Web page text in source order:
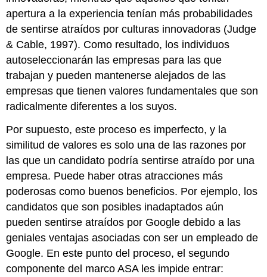
apertura a la experiencia tenían más probabilidades
de sentirse atraídos por culturas innovadoras (Judge
& Cable, 1997). Como resultado, los individuos
autoseleccionarán las empresas para las que
trabajan y pueden mantenerse alejados de las
empresas que tienen valores fundamentales que son
radicalmente diferentes a los suyos.
Por supuesto, este proceso es imperfecto, y la
similitud de valores es solo una de las razones por
las que un candidato podría sentirse atraído por una
empresa. Puede haber otras atracciones más
poderosas como buenos beneficios. Por ejemplo, los
candidatos que son posibles inadaptados aún
pueden sentirse atraídos por Google debido a las
geniales ventajas asociadas con ser un empleado de
Google. En este punto del proceso, el segundo
componente del marco ASA les impide entrar: